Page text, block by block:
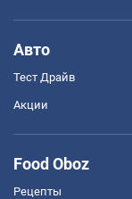
Авто
Тест Драйв
Акции
Food Oboz
Рецепты